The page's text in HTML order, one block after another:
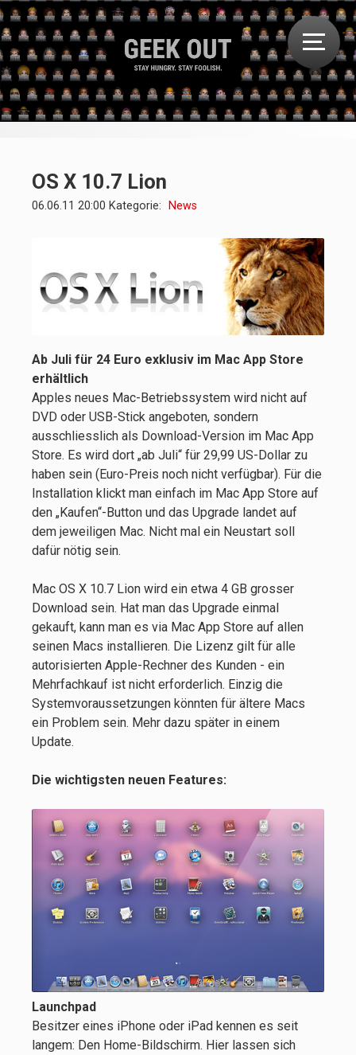
OS X 10.7 Lion
06.06.11 20:00 Kategorie: News
Ab Juli für 24 Euro exklusiv im Mac App Store
erhältlich
Apples neues Mac-Betriebssystem wird nicht auf
DVD oder USB-Stick angeboten, sondern
ausschliesslich als Download-Version im Mac App
Store. Es wird dort „ab Juli“ für 29,99 US-Dollar zu
haben sein (Euro-Preis noch nicht verfügbar). Für die
Installation klickt man einfach im Mac App Store auf
den „Kaufen“-Button und das Upgrade landet auf
dem jeweiligen Mac. Nicht mal ein Neustart soll
dafür nötig sein.
Mac OS X 10.7 Lion wird ein etwa 4 GB grosser
Download sein. Hat man das Upgrade einmal
gekauft, kann man es via Mac App Store auf allen
seinen Macs installieren. Die Lizenz gilt für alle
autorisierten Apple-Rechner des Kunden - ein
Mehrfachkauf ist nicht erforderlich. Einzig die
Systemvoraussetzungen könnten für ältere Macs
ein Problem sein. Mehr dazu später in einem
Update.
Die wichtigsten neuen Features:
Launchpad
Besitzer eines iPhone oder iPad kennen es seit
langem: Den Home-Bildschirm. Hier lassen sich